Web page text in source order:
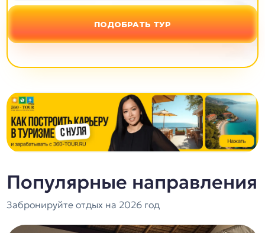
ПОДОБРАТЬ ТУР
Популярные направления
Забронируйте отдых на 2026 год